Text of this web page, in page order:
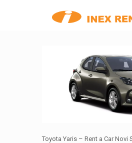
Toyota Yaris – Rent a Car Novi